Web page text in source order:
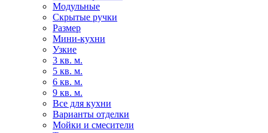
Модульные
Скрытые ручки
Размер
Мини-кухни
Узкие
3 кв. м.
5 кв. м.
6 кв. м.
9 кв. м.
Все для кухни
Варианты отделки
Мойки и смесители